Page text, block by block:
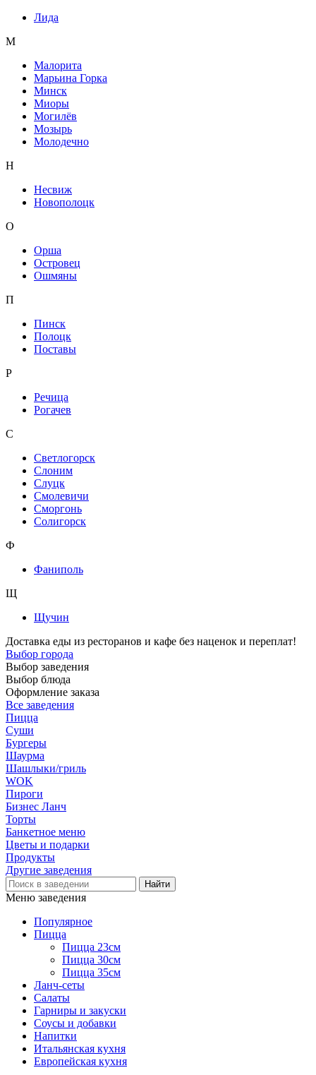
Лида
М
Малорита
Марьина Горка
Минск
Миоры
Могилёв
Мозырь
Молодечно
Н
Несвиж
Новополоцк
О
Орша
Островец
Ошмяны
П
Пинск
Полоцк
Поставы
Р
Речица
Рогачев
С
Светлогорск
Слоним
Слуцк
Смолевичи
Сморгонь
Солигорск
Ф
Фаниполь
Щ
Щучин
Доставка еды из ресторанов и кафе без наценок и переплат!
Выбор города
Выбор заведения
Выбор блюда
Оформление заказа
Все заведения
Пицца
Суши
Бургеры
Шаурма
Шашлыки/гриль
WOK
Пироги
Бизнес Ланч
Торты
Банкетное меню
Цветы и подарки
Продукты
Другие заведения
Меню заведения
Популярное
Пицца
Пицца 23см
Пицца 30см
Пицца 35см
Ланч-сеты
Салаты
Гарниры и закуски
Соусы и добавки
Напитки
Итальянская кухня
Европейская кухня